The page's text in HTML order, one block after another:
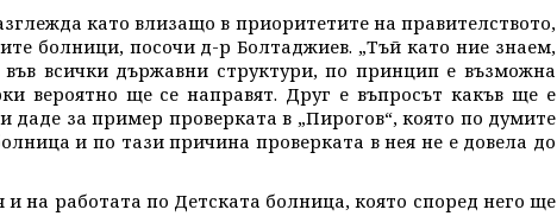
като влизащо в приоритетите на правителството,
болници, посочи д-р Болтаджиев. „Тъй като ние знаем,
всички държавни структури, по принцип е възможна
вероятно ще се направят. Друг е въпросът какъв ще е
даде за пример проверката в „Пирогов“, която по думите
и по тази причина проверката в нея не е довела до
на работата по Детската болница, която според него ще